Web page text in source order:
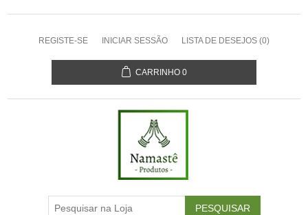
REGISTE-SE INICIAR SESSÃO LISTA DE DESEJOS (0)
CARRINHO 0